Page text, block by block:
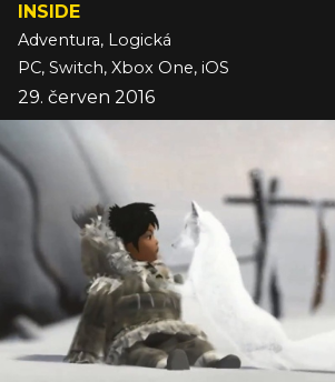
INSIDE
Adventura, Logická
PC, Switch, Xbox One, iOS
29. červen 2016